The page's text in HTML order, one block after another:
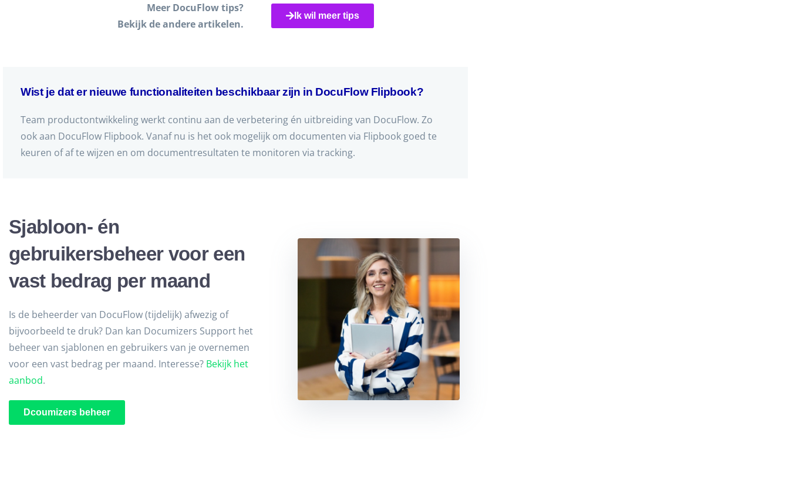
Meer DocuFlow tips?
Bekijk de andere artikelen.
Ik wil meer tips
Wist je dat er nieuwe functionaliteiten beschikbaar zijn in DocuFlow Flipbook?
Team productontwikkeling werkt continu aan de verbetering én uitbreiding van DocuFlow. Zo
ook aan DocuFlow Flipbook. Vanaf nu is het ook mogelijk om documenten via Flipbook goed te
keuren of af te wijzen en om documentresultaten te monitoren via tracking.
Sjabloon- én
gebruikersbeheer voor een
vast bedrag per maand
Is de beheerder van DocuFlow (tijdelijk) afwezig of
bijvoorbeeld te druk? Dan kan Documizers Support het
beheer van sjablonen en gebruikers van je overnemen
voor een vast bedrag per maand. Interesse? Bekijk het
aanbod.
Dcoumizers beheer